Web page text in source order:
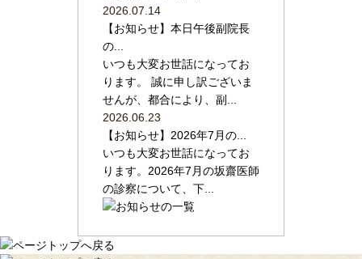
2026.07.14
【お知らせ】本日午後副院長
の...
いつも大変お世話になってお
ります。 誠に申し訳ございま
せんが、都合により、副...
2026.06.23
【お知らせ】2026年7月の...
いつも大変お世話になってお
ります。2026年7月の坂齋医師
の診察について、下...